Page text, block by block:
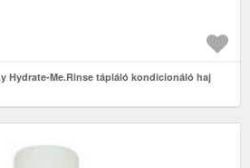
Hydrate-Me.Rinse tápláló kondicionáló haj